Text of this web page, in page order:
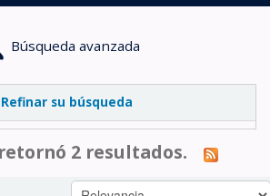
Búsqueda avanzada
Refinar su búsqueda
2 resultados.